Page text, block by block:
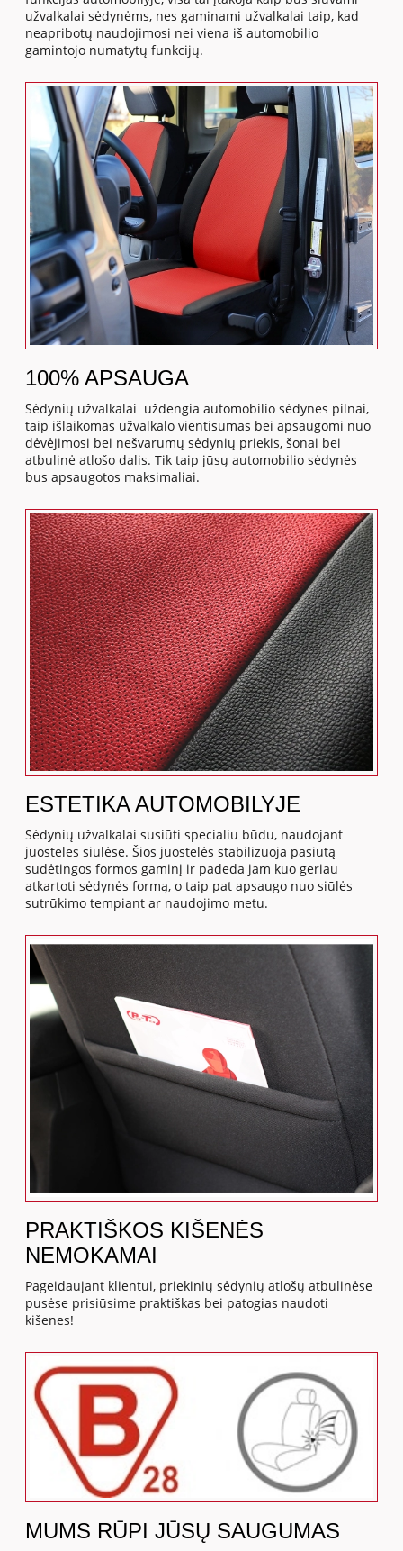
užvalkalai sėdynėms, nes gaminami užvalkalai taip, kad
neapribotų naudojimosi nei viena iš automobilio
gamintojo numatytų funkcijų.
100% APSAUGA
Sėdynių užvalkalai uždengia automobilio sėdynes pilnai,
taip išlaikomas užvalkalo vientisumas bei apsaugomi nuo
dėvėjimosi bei nešvarumų sėdynių priekis, šonai bei
atbulinė atlošo dalis. Tik taip jūsų automobilio sėdynės
bus apsaugotos maksimaliai.
ESTETIKA AUTOMOBILYJE
Sėdynių užvalkalai susiūti specialiu būdu, naudojant
juosteles siūlėse. Šios juostelės stabilizuoja pasiūtą
sudėtingos formos gaminį ir padeda jam kuo geriau
atkartoti sėdynės formą, o taip pat apsaugo nuo siūlės
sutrūkimo tempiant ar naudojimo metu.
PRAKTIŠKOS KIŠENĖS
NEMOKAMAI
Pageidaujant klientui, priekinių sėdynių atlošų atbulinėse
pusėse prisiūsime praktiškas bei patogias naudoti
kišenes!
MUMS RŪPI JŪSŲ SAUGUMAS